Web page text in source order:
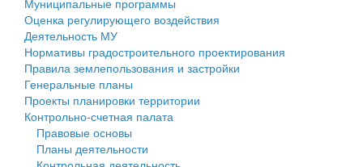
Правила землепользования и застройки
Генеральные планы
Проекты планировки территории
Собрание депутатов
Городское поселение
Оценка регулирующего воздействия
Деятельность МУ
Нормативы градостроительного проектирования
Правила землепользования и застройки
Генеральные планы
Проекты планировки территории
Контрольно-счетная палата
Правовые основы
Планы деятельности